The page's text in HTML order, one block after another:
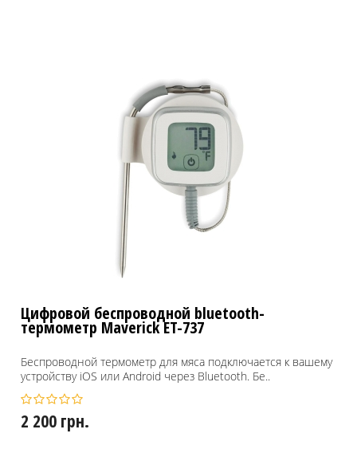
Цифровой беспроводной bluetooth-
термометр Maverick ET-737
Беспроводной термометр для мяса подключается к вашему
устройству iOS или Android через Bluetooth. Бе..
2 200 грн.